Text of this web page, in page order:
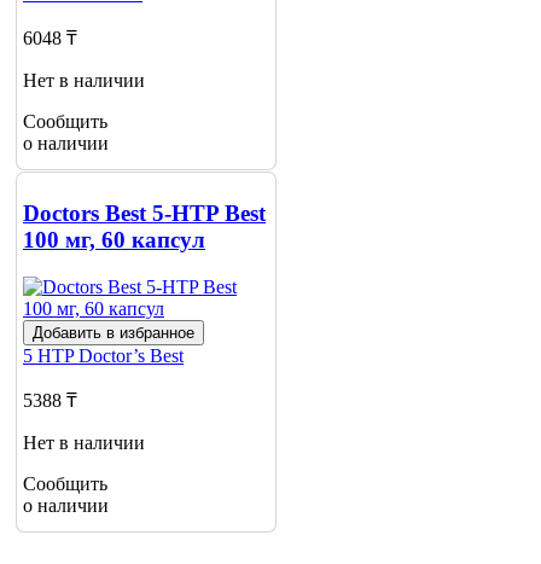
6048 ₸
Нет в наличии
Сообщить
о наличии
Doctors Best 5-HTP Best
100 мг, 60 капсул
Добавить в избранное
5 HTPDoctor’s Best
5388 ₸
Нет в наличии
Сообщить
о наличии